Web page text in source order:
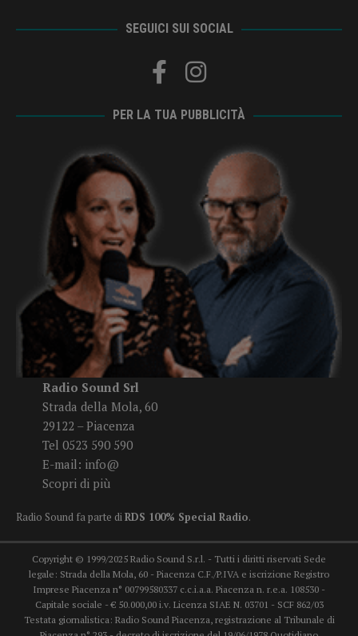
SEGUICI SUI SOCIAL
PER LA TUA PUBBLICITÀ
Radio Sound Srl
Strada della Mola, 60
29122 – Piacenza
Tel 0523 590 590
E-mail: info@
Scopri di più
Radio Sound fa parte diRDS 100% Special Radio.
Copyright © 1999/2025 Radio Sound S.r.l. - Tutti i diritti riservati Sede
legale: Strada della Mola, 60 - Piacenza C.F./P.IVA e iscrizione Registro
Imprese Piacenza n° 00799580337 c.c.i.a.a. Piacenza n. r.e.a. 108530 -
Capitale sociale - € 50.000,00 i.v. Licenza SIAE N. 03701 - SCF 862/03
Testata giornalistica: Radio Sound Piacenza, registrazione al Tribunale di